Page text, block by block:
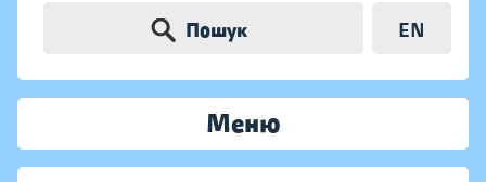
Пошук EN
Меню